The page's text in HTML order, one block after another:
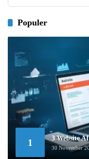
Populer
1 3 Website
30 November